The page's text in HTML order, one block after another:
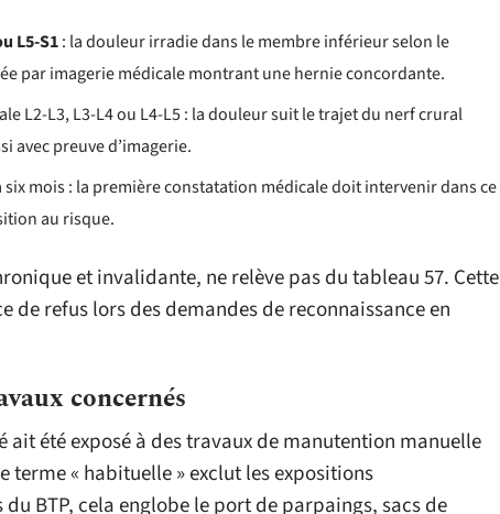
L5-S1: la douleur irradie dans le membre inférieur selon le
par imagerie médicale montrant une hernie concordante.
L2-L3, L3-L4 ou L4-L5 : la douleur suit le trajet du nerf crural
avec preuve d’imagerie.
six mois : la première constatation médicale doit intervenir dans ce
au risque.
et invalidante, ne relève pas du tableau 57. Cette
de refus lors des demandes de reconnaissance en
concernés
ait été exposé à des travaux de manutention manuelle
terme « habituelle » exclut les expositions
BTP, cela englobe le port de parpaings, sacs de